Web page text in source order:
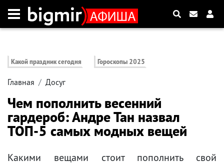
Какой праздник сегодня Гороскопы 2025
Главная Досуг
Чем пополнить весенний
гардероб: Андре Тан назвал
ТОП-5 самых модных вещей
Какими вещами стоит пополнить свой